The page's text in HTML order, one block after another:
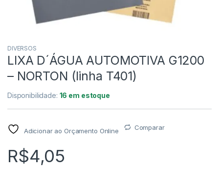
DIVERSOS
LIXA D´ÁGUA AUTOMOTIVA G1200
– NORTON (linha T401)
Disponibilidade: 16 em estoque
Adicionar ao Orçamento Online Comparar
R$4,05